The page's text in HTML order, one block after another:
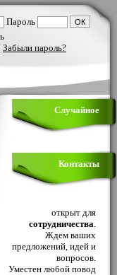
Пароль
Забыли пароль?
Случайное
Контакты
открыт для
сотрудничества.
Ждем ваших
предложений, идей и
вопросов.
Уместен любой повод